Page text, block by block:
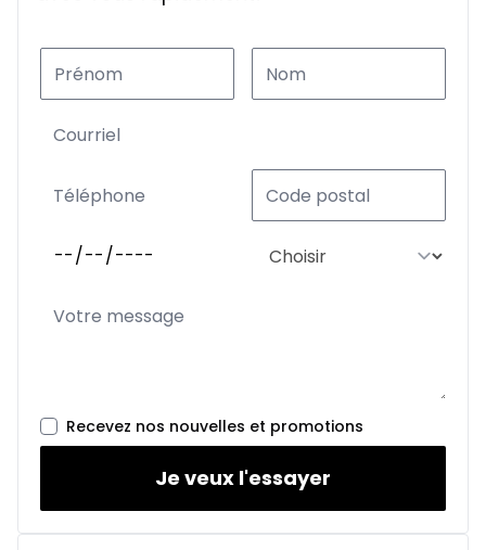
Recevez nos nouvelles et promotions
Je veux l'essayer